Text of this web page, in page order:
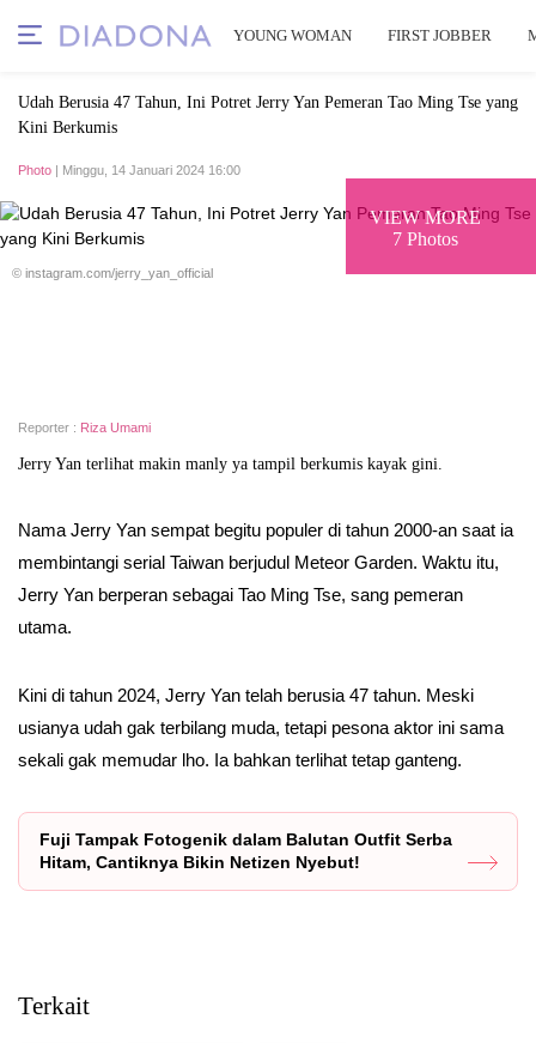
YOUNG WOMAN FIRST JOBBER
Udah Berusia 47 Tahun, Ini Potret Jerry Yan Pemeran Tao Ming Tse yang
Kini Berkumis
Photo | Minggu, 14 Januari 2024 16:00
VIEW MORE
7 Photos
© instagram.com/jerry_yan_official
Reporter : Riza Umami
Jerry Yan terlihat makin manly ya tampil berkumis kayak gini.
Nama Jerry Yan sempat begitu populer di tahun 2000-an saat ia
membintangi serial Taiwan berjudul Meteor Garden. Waktu itu,
Jerry Yan berperan sebagai Tao Ming Tse, sang pemeran
utama.
Kini di tahun 2024, Jerry Yan telah berusia 47 tahun. Meski
usianya udah gak terbilang muda, tetapi pesona aktor ini sama
sekali gak memudar lho. Ia bahkan terlihat tetap ganteng.
Fuji Tampak Fotogenik dalam Balutan Outfit Serba
Hitam, Cantiknya Bikin Netizen Nyebut!
Terkait